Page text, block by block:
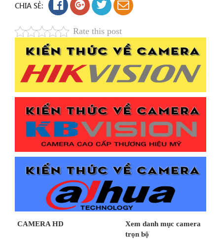
CHIA SẺ:
Rate this post
CAMERA HD
Xem danh mục camera
trọn bộ